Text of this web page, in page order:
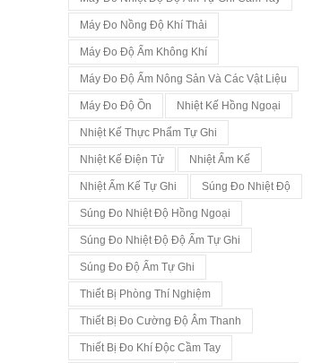
Máy Đo Nồng Độ Khí Thải
Máy Đo Độ Ẩm Không Khí
Máy Đo Độ Ẩm Nông Sản Và Các Vật Liệu
Máy Đo Độ Ồn Nhiệt Kế Hồng Ngoại
Nhiệt Kế Thực Phẩm Tự Ghi
Nhiệt Kế Điện Tử Nhiệt Ẩm Kế
Nhiệt Ẩm Kế Tự Ghi Súng Đo Nhiệt Độ
Súng Đo Nhiệt Độ Hồng Ngoại
Súng Đo Nhiệt Độ Độ Ẩm Tự Ghi
Súng Đo Độ Ẩm Tự Ghi
Thiết Bị Phòng Thí Nghiệm
Thiết Bị Đo Cường Độ Âm Thanh
Thiết Bị Đo Khí Độc Cầm Tay